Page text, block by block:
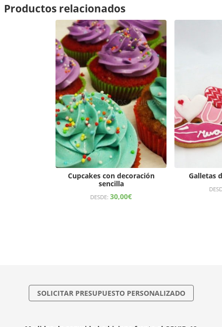
Productos relacionados
Cupcakes con decoración
sencilla
DESDE: 30,00€
Galletas
SOLICITAR PRESUPUESTO PERSONALIZADO